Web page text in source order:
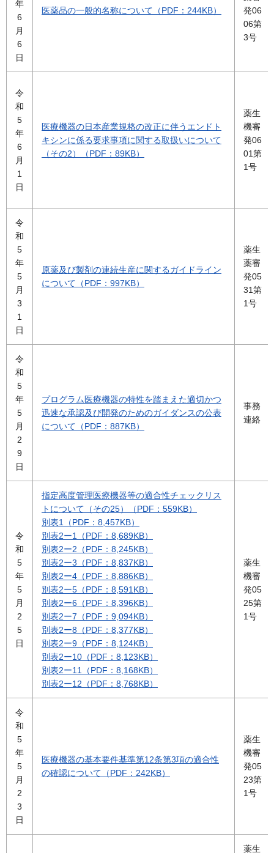
年
6
月
6
日
医薬品の一般的名称について（PDF：244KB）
発06
06第
3号
令
和
5
年
6
月
1
日
医療機器の日本産業規格の改正に伴うエンドト
キシンに係る要求事項に関する取扱いについて
（その2）（PDF：89KB）
薬生
機審
発06
01第
1号
令
和
5
年
5
月
3
1
日
原薬及び製剤の連続生産に関するガイドライン
について（PDF：997KB）
薬生
薬審
発05
31第
1号
令
和
5
年
5
月
2
9
日
プログラム医療機器の特性を踏まえた適切かつ
迅速な承認及び開発のためのガイダンスの公表
について（PDF：887KB）
事務
連絡
令
和
5
年
5
月
2
5
日
指定高度管理医療機器等の適合性チェックリス
トについて（その25）（PDF：559KB）
別表1（PDF：8,457KB）
別表2ー1（PDF：8,689KB）
別表2ー2（PDF：8,245KB）
別表2ー3（PDF：8,837KB）
別表2ー4（PDF：8,886KB）
別表2ー5（PDF：8,591KB）
別表2ー6（PDF：8,396KB）
別表2ー7（PDF：9,094KB）
別表2ー8（PDF：8,377KB）
別表2ー9（PDF：8,124KB）
別表2ー10（PDF：8,123KB）
別表2ー11（PDF：8,168KB）
別表2ー12（PDF：8,768KB）
薬生
機審
発05
25第
1号
令
和
5
年
5
月
2
3
日
医療機器の基本要件基準第12条第3項の適合性
の確認について（PDF：242KB）
薬生
機審
発05
23第
1号
薬生